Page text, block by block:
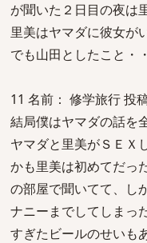
が聞いた２日目の夜は
里美はヤマダに彼女が
でも山田としたこと・
11 名前： 修学旅行 投
結局僕はヤマダの話を
ヤマダと里美がＳＥＸ
かも里美は初めてだっ
の部屋で聞いてて、し
ナニーまでしてしまっ
すぎたビールのせいも